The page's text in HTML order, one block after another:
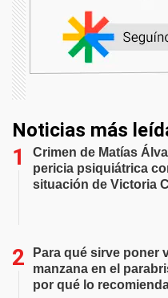
Noticias más
Crimen de Matías
pericia psiquiátrica
situación de Victoria
Para qué sirve poner
manzana en el
por qué lo